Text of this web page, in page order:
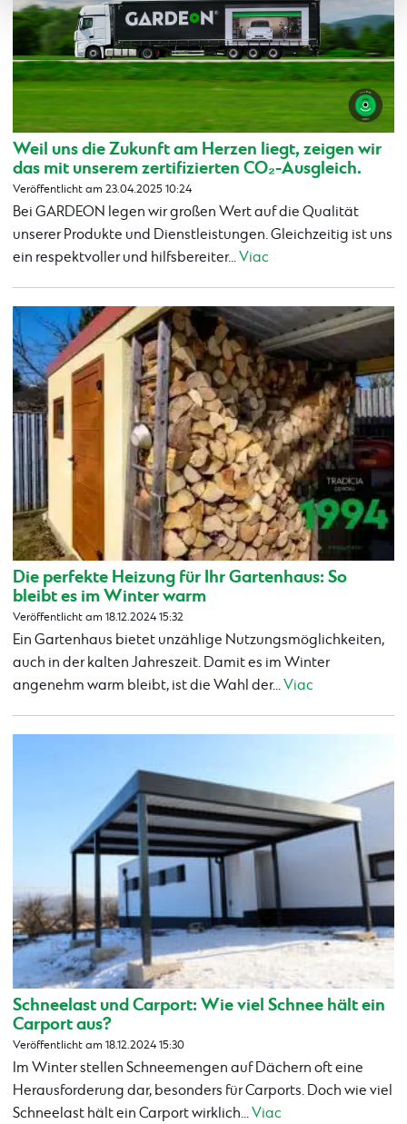
Weil uns die Zukunft am Herzen liegt, zeigen wir
das mit unserem zertifizierten CO₂-Ausgleich.
Veröffentlicht am 23.04.2025 10:24
Bei GARDEON legen wir großen Wert auf die Qualität
unserer Produkte und Dienstleistungen. Gleichzeitig ist uns
ein respektvoller und hilfsbereiter...Viac
Die perfekte Heizung für Ihr Gartenhaus: So
bleibt es im Winter warm
Veröffentlicht am 18.12.2024 15:32
Ein Gartenhaus bietet unzählige Nutzungsmöglichkeiten,
auch in der kalten Jahreszeit. Damit es im Winter
angenehm warm bleibt, ist die Wahl der...Viac
Schneelast und Carport: Wie viel Schnee hält ein
Carport aus?
Veröffentlicht am 18.12.2024 15:30
Im Winter stellen Schneemengen auf Dächern oft eine
Herausforderung dar, besonders für Carports. Doch wie viel
Schneelast hält ein Carport wirklich...Viac